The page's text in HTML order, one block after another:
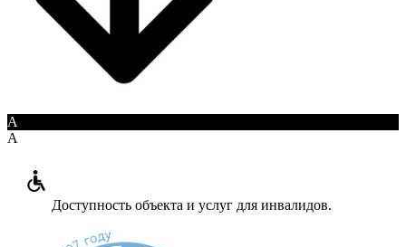
A
A
Доступность объекта и услуг для инвалидов.